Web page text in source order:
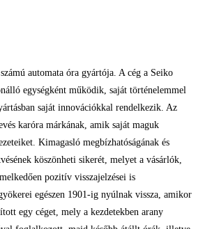
automata óra gyártója. A cég a Seiko
egységként működik, saját történelemmel
saját innovációkkal rendelkezik. Az
karóra márkának, amik saját maguk
Kimagasló megbízhatóságának és
köszönheti sikerét, melyet a vásárlók,
pozitív visszajelzései is
egészen 1901-ig nyúlnak vissza, amikor
egy céget, mely a kezdetekben arany